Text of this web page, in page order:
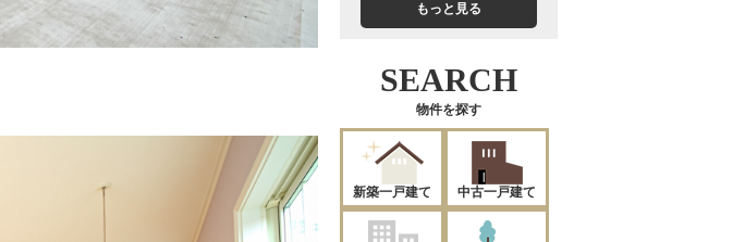
もっと見る
SEARCH
物件を探す
新築一戸建て 中古一戸建て